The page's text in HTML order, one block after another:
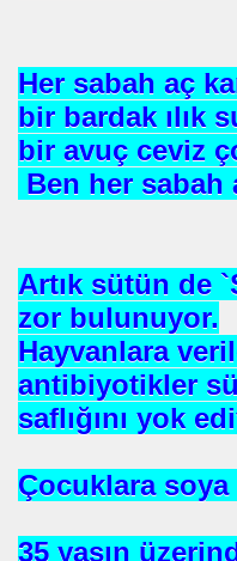
Her sabah aç
bir bardak ılık
bir avuç ceviz
Ben her sabah
Artık sütün de
zor bulunuyor.
Hayvanlara
antibiyotikler
saflığını yok
Çocuklara
35 yaşın
Enerji
ERDOĞAN
UYGULANDI-